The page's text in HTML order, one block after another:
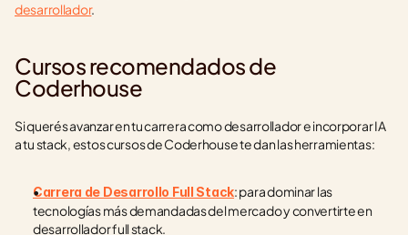
desarrollador.
Cursos recomendados de
Coderhouse
Si querés avanzar en tu carrera como desarrollador e incorporar IA
a tu stack, estos cursos de Coderhouse te dan las herramientas:
Carrera de Desarrollo Full Stack: para dominar las
tecnologías más demandadas del mercado y convertirte en
desarrollador full stack.